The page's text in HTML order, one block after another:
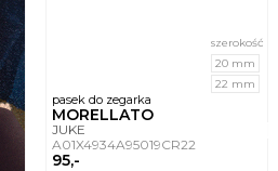
pasek do zegarka
MORELLATO
JUKE
A01X4934A95019CR22
95,-
szerokość
20 mm
22 mm